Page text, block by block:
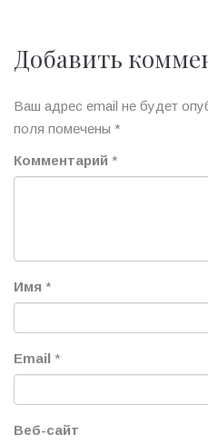
Добавить
Ваш адрес email не будет
поля помечены *
Комментарий *
Имя *
Email *
Веб-сайт